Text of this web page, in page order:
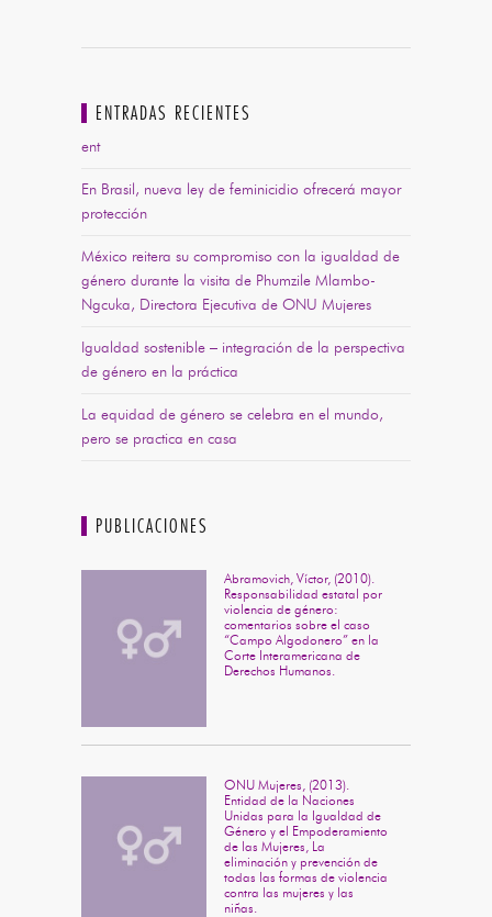
ENTRADAS RECIENTES
ent
En Brasil, nueva ley de feminicidio ofrecerá mayor
protección
México reitera su compromiso con la igualdad de
género durante la visita de Phumzile Mlambo-
Ngcuka, Directora Ejecutiva de ONU Mujeres
Igualdad sostenible – integración de la perspectiva
de género en la práctica
La equidad de género se celebra en el mundo,
pero se practica en casa
PUBLICACIONES
Abramovich, Víctor, (2010).
Responsabilidad estatal por
violencia de género:
comentarios sobre el caso
“Campo Algodonero” en la
Corte Interamericana de
Derechos Humanos.
ONU Mujeres, (2013).
Entidad de la Naciones
Unidas para la Igualdad de
Género y el Empoderamiento
de las Mujeres, La
eliminación y prevención de
todas las formas de violencia
contra las mujeres y las
niñas.